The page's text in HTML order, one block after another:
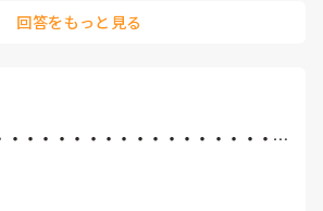
回答をもっと見る
・・・・・・・・・・・・・・・・・取